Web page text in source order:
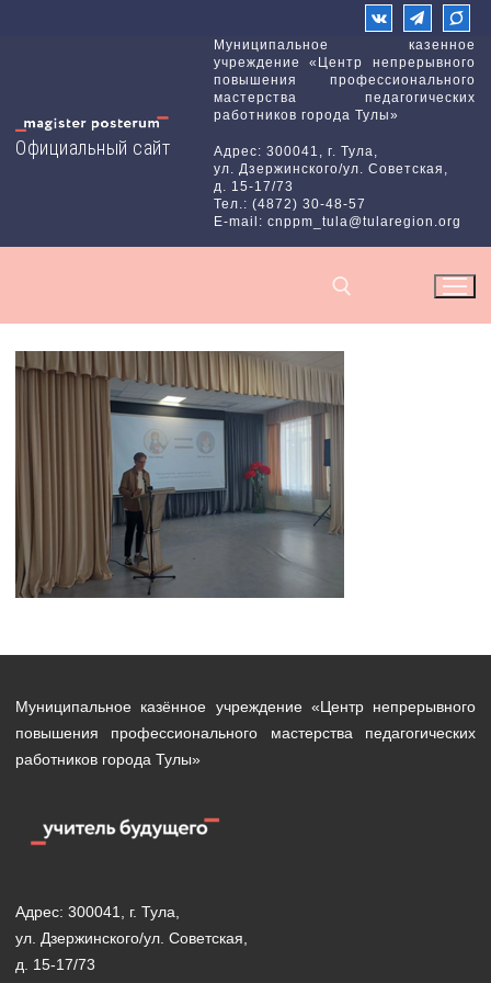
Официальный сайт
Муниципальное казенное
учреждение «Центр непрерывного
повышения профессионального
мастерства педагогических
работников города Тулы»
Адрес: 300041, г. Тула,
ул. Дзержинского/ул. Советская,
д. 15-17/73
Тел.: (4872) 30-48-57
E-mail: cnppm_tula@tularegion.org
Найти:
Муниципальное казённое учреждение «Центр непрерывного
повышения профессионального мастерства педагогических
работников города Тулы»
Адрес: 300041, г. Тула,
ул. Дзержинского/ул. Советская,
д. 15-17/73